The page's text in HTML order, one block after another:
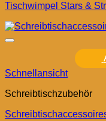
Tischwimpel Stars &
Schnellansicht
Schreibtischzubehör